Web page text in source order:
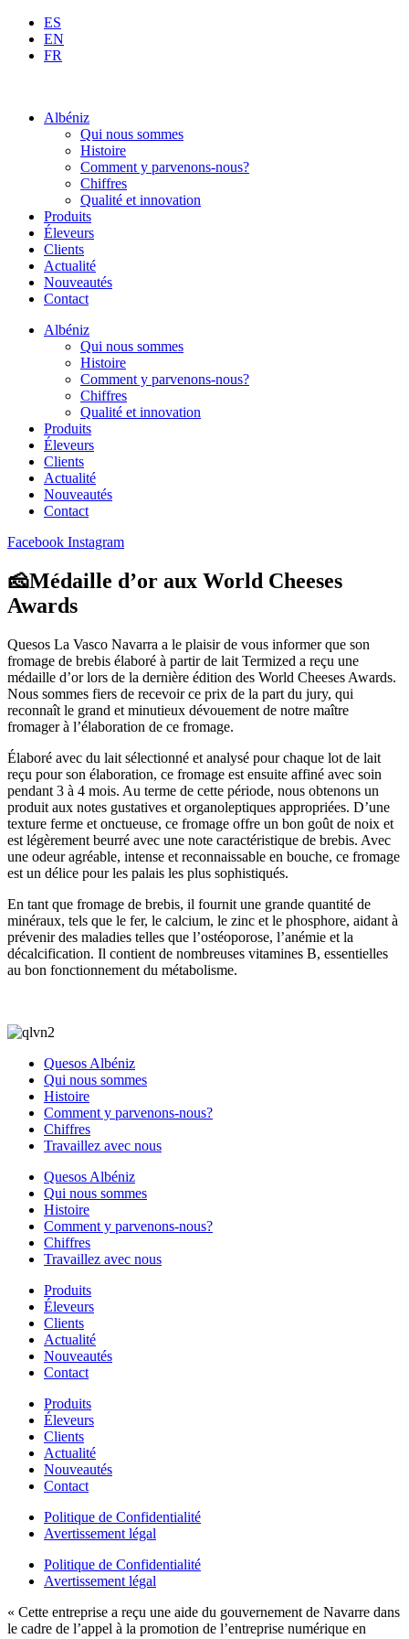
Aller
contenu
ES
EN
FR
Albéniz
Qui nous sommes
Histoire
Comment y parvenons-nous?
Chiffres
Qualité et innovation
Produits
Éleveurs
Clients
Actualité
Nouveautés
Contact
Albéniz
Qui nous sommes
Histoire
Comment y parvenons-nous?
Chiffres
Qualité et innovation
Produits
Éleveurs
Clients
Actualité
Nouveautés
Contact
Facebook Instagram
🧀Médaille d’or aux World Cheeses
Awards
Quesos La Vasco Navarra a le plaisir de vous informer que son
fromage de brebis élaboré à partir de lait Termized a reçu une
médaille d’or lors de la dernière édition des World Cheeses Awards.
Nous sommes fiers de recevoir ce prix de la part du jury, qui
reconnaît le grand et minutieux dévouement de notre maître
fromager à l’élaboration de ce fromage.
Élaboré avec du lait sélectionné et analysé pour chaque lot de lait
reçu pour son élaboration, ce fromage est ensuite affiné avec soin
pendant 3 à 4 mois. Au terme de cette période, nous obtenons un
produit aux notes gustatives et organoleptiques appropriées. D’une
texture ferme et onctueuse, ce fromage offre un bon goût de noix et
est légèrement beurré avec une note caractéristique de brebis. Avec
une odeur agréable, intense et reconnaissable en bouche, ce fromage
est un délice pour les palais les plus sophistiqués.
En tant que fromage de brebis, il fournit une grande quantité de
minéraux, tels que le fer, le calcium, le zinc et le phosphore, aidant à
prévenir des maladies telles que l’ostéoporose, l’anémie et la
décalcification. Il contient de nombreuses vitamines B, essentielles
au bon fonctionnement du métabolisme.
Quesos Albéniz
Qui nous sommes
Histoire
Comment y parvenons-nous?
Chiffres
Travaillez avec nous
Quesos Albéniz
Qui nous sommes
Histoire
Comment y parvenons-nous?
Chiffres
Travaillez avec nous
Produits
Éleveurs
Clients
Actualité
Nouveautés
Contact
Produits
Éleveurs
Clients
Actualité
Nouveautés
Contact
Politique de Confidentialité
Avertissement légal
Politique de Confidentialité
Avertissement légal
« Cette entreprise a reçu une aide du gouvernement de Navarre dans
le cadre de l’appel à la promotion de l’entreprise numérique en